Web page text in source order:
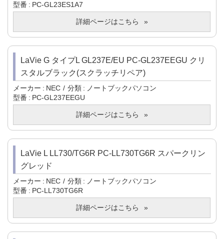
型番
PC-GL23ES1A7
詳細ページはこちら
LaVie G タイプL GL237E/EU PC-GL237EEGU クリ
スタルブラック(スクラッチリペア)
メーカー NEC 分類
ノートブックパソコン
型番
PC-GL237EEGU
詳細ページはこちら
LaVie L LL730/TG6R PC-LL730TG6R スパークリン
グレッド
メーカー NEC 分類
ノートブックパソコン
型番
PC-LL730TG6R
詳細ページはこちら